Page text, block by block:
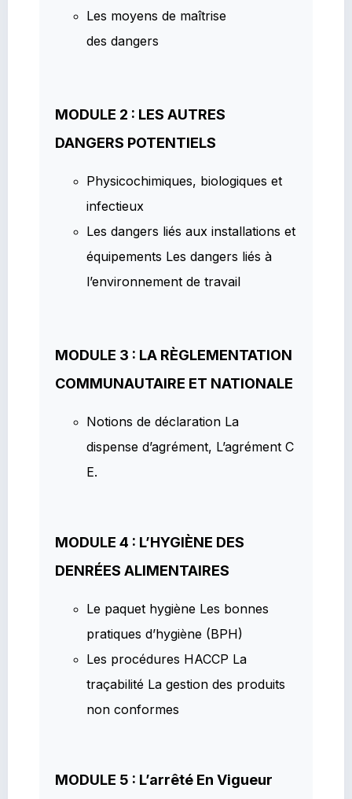
Les moyens de maîtrise
des dangers
MODULE 2 : LES AUTRES
DANGERS POTENTIELS
Physicochimiques, biologiques et
infectieux
Les dangers liés aux installations et
équipements Les dangers liés à
l’environnement de travail
MODULE 3 : LA RÈGLEMENTATION
COMMUNAUTAIRE ET NATIONALE
Notions de déclaration La
dispense d’agrément, L’agrément C
E.
MODULE 4 : L’HYGIÈNE DES
DENRÉES ALIMENTAIRES
Le paquet hygiène Les bonnes
pratiques d’hygiène (BPH)
Les procédures HACCP La
traçabilité La gestion des produits
non conformes
MODULE 5 : L’arrêté En Vigueur